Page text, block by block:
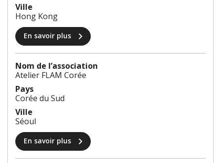
Ville
Hong Kong
En savoir plus chevron_right
Nom de l’association
Atelier FLAM Corée
Pays
Corée du Sud
Ville
Séoul
En savoir plus chevron_right